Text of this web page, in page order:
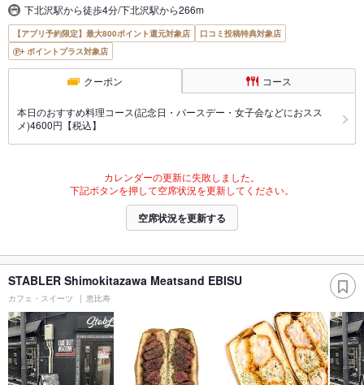
下北沢駅から徒歩4分/下北沢駅から266m
【アプリ予約限定】最大800ポイント還元対象店
口コミ投稿特典対象店
ポイントプラス対象店
クーポン コース
本日のおすすめ料理コース(記念日・バースデー・女子会などにおスス
メ)4600円【税込】
カレンダーの更新に失敗しました。
下記ボタンを押して空席状況を更新してください。
空席状況を更新する
STABLER Shimokitazawa Meatsand EBISU
カフェ・スイーツ 恵比寿